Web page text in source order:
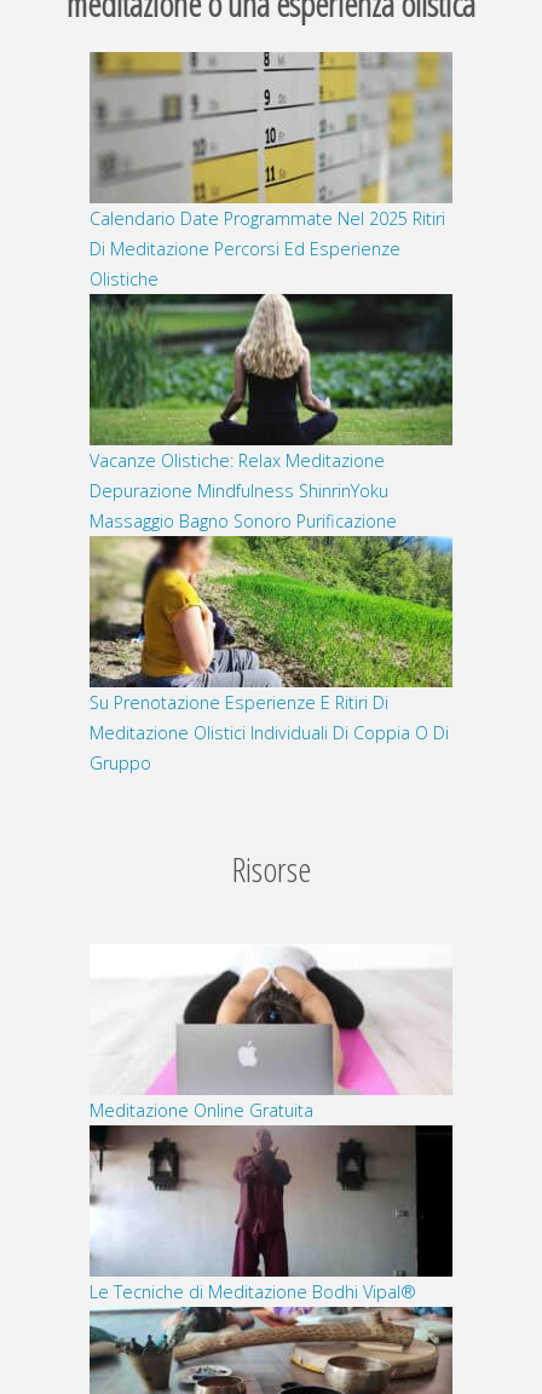
Calendario Date Programmate Nel 2025 Ritiri
Di Meditazione Percorsi Ed Esperienze
Olistiche
Vacanze Olistiche: Relax Meditazione
Depurazione Mindfulness ShinrinYoku
Massaggio Bagno Sonoro Purificazione
Su Prenotazione Esperienze E Ritiri Di
Meditazione Olistici Individuali Di Coppia O Di
Gruppo
Risorse
Meditazione Online Gratuita
Le Tecniche di Meditazione Bodhi Vipal®